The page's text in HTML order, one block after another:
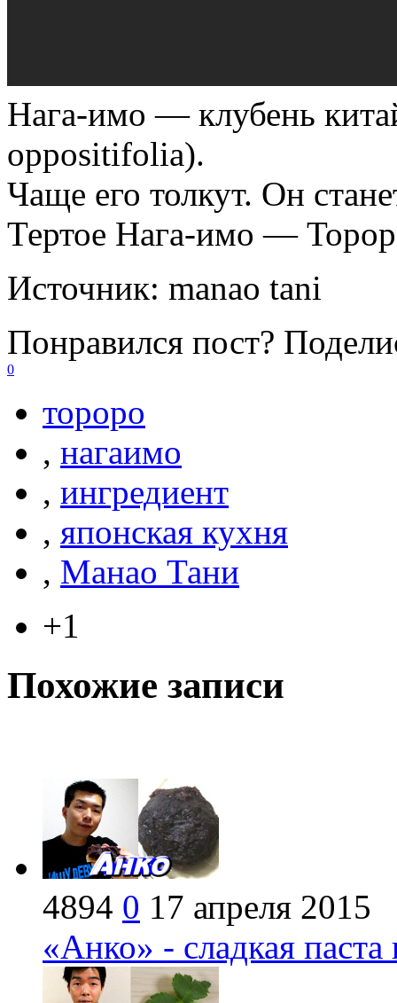
Нага-имо — клубень
oppositifolia).
Чаще его толкут. Он
Тертое Нага-имо —
Источник: manao tani
Понравился пост?
0
тороро
, нагаимо
, ингредиент
, японская кухня
, Манао Тани
+1
Похожие записи
4894 0 17 апреля 2015
«Анко» - сладкая паста